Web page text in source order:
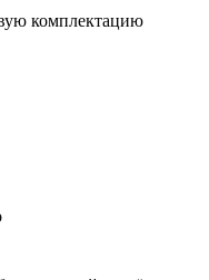
комплектацию